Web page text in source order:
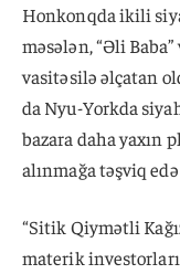
Honkonqda ikili
məsələn, “Əli
vasitəsilə əlçatan
da Nyu-Yorkda
bazara daha yaxın
alınmağa təşviq
“Sitik Qiymətli
materik investorları